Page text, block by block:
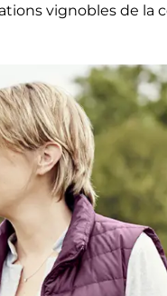
vignobles de la